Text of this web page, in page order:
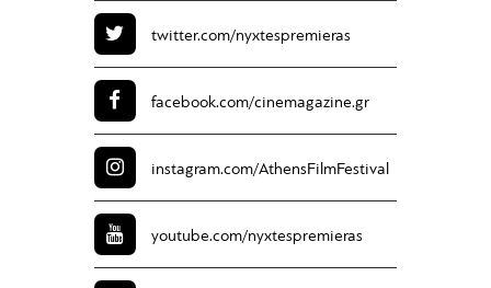
twitter.com/nyxtespremieras
facebook.com/cinemagazine.gr
instagram.com/AthensFilmFestival
youtube.com/nyxtespremieras